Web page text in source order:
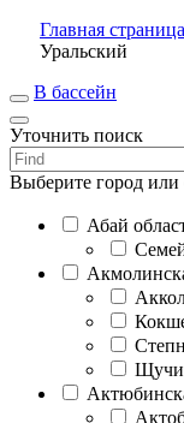
Главная страница
Уральский
В бассейн
Уточнить поиск
Выберите город или
Абай